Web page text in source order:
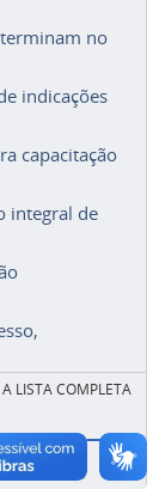
no
indicações
capacitação
integral de
A LISTA COMPLETA